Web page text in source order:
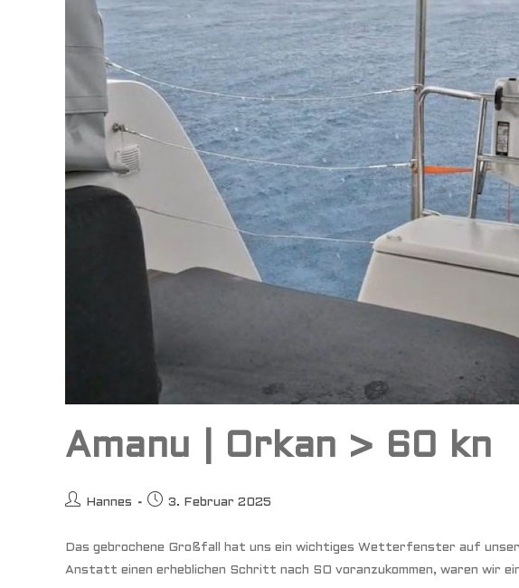
Amanu | Orkan > 60 kn
Beitrags-
Hannes
Beitrag
3. Februar 2025
Das gebrochene Großfall hat uns ein wichtiges Wetterfenster auf
Anstatt einen erheblichen Schritt nach SO voranzukommen, waren wir